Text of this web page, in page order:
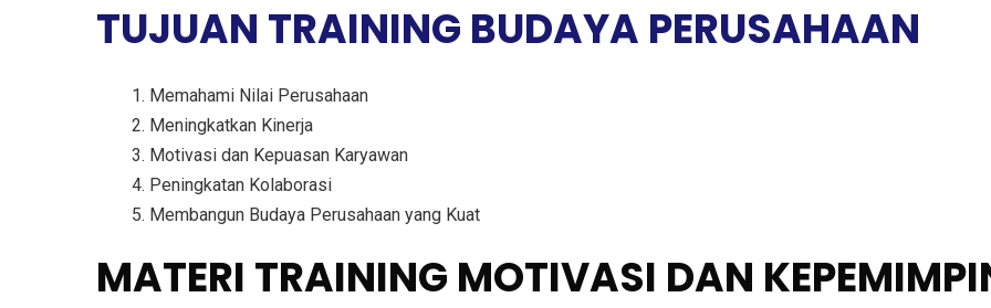
TUJUAN TRAINING BUDAYA PERUSAHAAN
Memahami Nilai Perusahaan
Meningkatkan Kinerja
Motivasi dan Kepuasan Karyawan
Peningkatan Kolaborasi
Membangun Budaya Perusahaan yang Kuat
MATERI TRAINING MOTIVASI DAN